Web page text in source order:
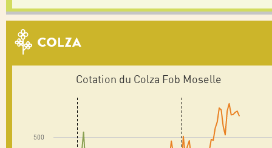
COLZA
Cotation du Colza Fob Moselle
500